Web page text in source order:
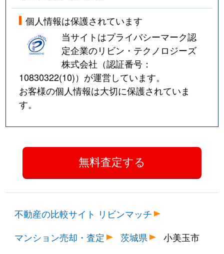
個人情報は保護されています
当サイトはプライバシーマーク認
定企業のリビン・テクノロジーズ
株式会社（認証番号：
10830322(10)）が運営しています。
お客様の個人情報は大切に保護されていま
す。
不動産の比較サイト リビンマッチ
マンション売却・査定
茨城県 小美玉市